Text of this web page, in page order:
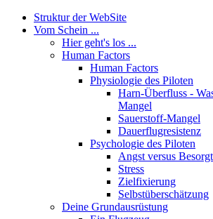
Struktur der WebSite
Vom Schein ...
Hier geht's los ...
Human Factors
Human Factors
Physiologie des Piloten
Harn-Überfluss -
Mangel
Sauerstoff-Mangel
Dauerflugresistenz
Psychologie des Piloten
Angst versus
Stress
Zielfixierung
Selbstüberschätzung
Deine Grundausrüstung